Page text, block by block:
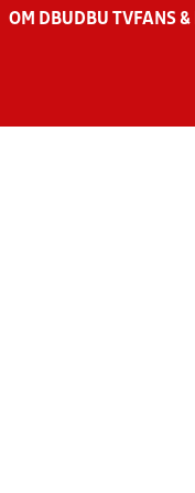
OM DBU DBU TV FANS